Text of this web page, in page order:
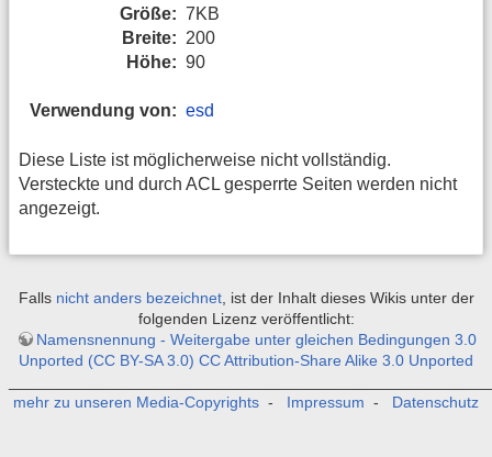
Größe: 7KB
Breite: 200
Höhe: 90
Verwendung von: esd
Diese Liste ist möglicherweise nicht vollständig.
Versteckte und durch ACL gesperrte Seiten werden nicht
angezeigt.
Falls nicht anders bezeichnet, ist der Inhalt dieses Wikis unter der
folgenden Lizenz veröffentlicht:
Namensnennung - Weitergabe unter gleichen Bedingungen 3.0
Unported (CC BY-SA 3.0) CC Attribution-Share Alike 3.0 Unported
mehr zu unseren Media-Copyrights - Impressum - Datenschutz